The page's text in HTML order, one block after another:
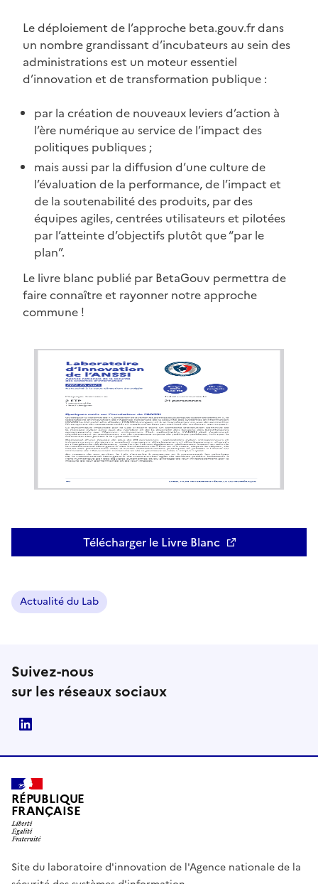
Le déploiement de l’approche beta.gouv.fr dans
un nombre grandissant d’incubateurs au sein des
administrations est un moteur essentiel
d’innovation et de transformation publique :
par la création de nouveaux leviers d’action à
l’ère numérique au service de l’impact des
politiques publiques ;
mais aussi par la diffusion d’une culture de
l’évaluation de la performance, de l’impact et
de la soutenabilité des produits, par des
équipes agiles, centrées utilisateurs et pilotées
par l’atteinte d’objectifs plutôt que “par le
plan”.
Le livre blanc publié par BetaGouv permettra de
faire connaître et rayonner notre approche
commune !
Télécharger le Livre BlancOuvre une nouvelle fenêtre
Actualité du Lab
Suivez-nous
sur les réseaux sociaux
RÉPUBLIQUE
FRANÇAISE
Site du laboratoire d'innovation de l'Agence nationale de la